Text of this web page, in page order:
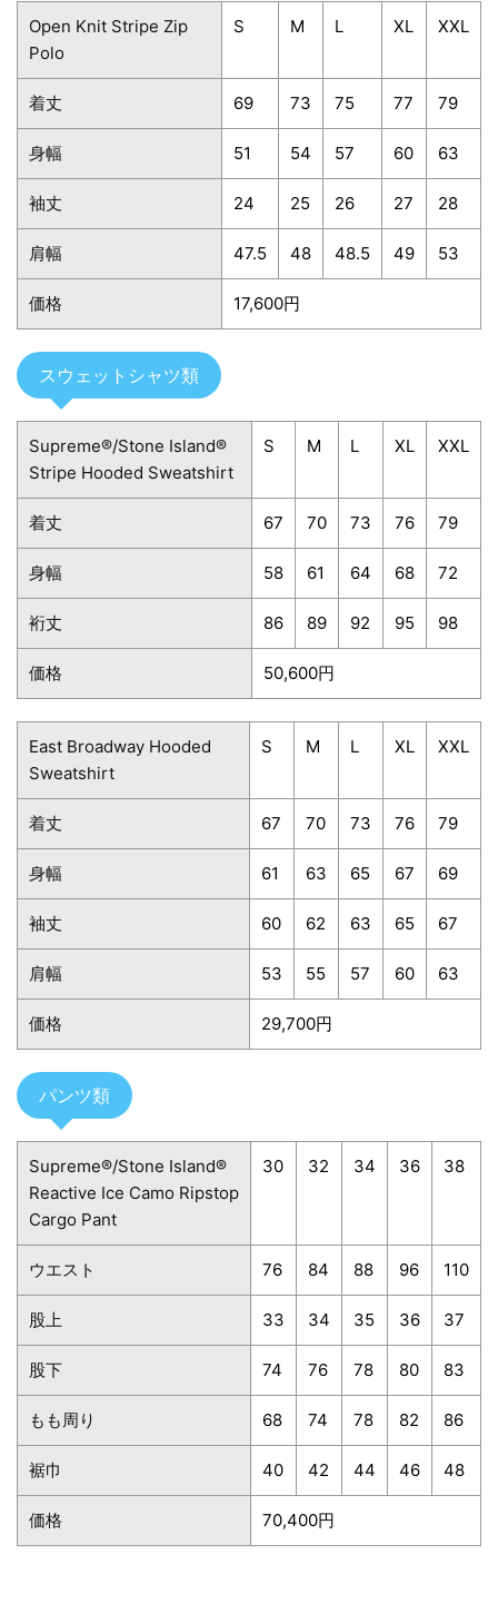
Open Knit Stripe Zip
Polo
S M L XL XXL
着丈 69 73 75 77 79
身幅 51 54 57 60 63
袖丈 24 25 26 27 28
肩幅 47.5 48 48.5 49 53
価格 17,600円
スウェットシャツ類
Supreme®/Stone Island®
Stripe Hooded Sweatshirt
S M L XL XXL
着丈 67 70 73 76 79
身幅 58 61 64 68 72
裄丈 86 89 92 95 98
価格 50,600円
East Broadway Hooded
Sweatshirt
S M L XL XXL
着丈 67 70 73 76 79
身幅 61 63 65 67 69
袖丈 60 62 63 65 67
肩幅 53 55 57 60 63
価格 29,700円
パンツ類
Supreme®/Stone Island®
Reactive Ice Camo Ripstop
Cargo Pant
30 32 34 36 38
ウエスト 76 84 88 96 110
股上 33 34 35 36 37
股下 74 76 78 80 83
もも周り 68 74 78 82 86
裾巾 40 42 44 46 48
価格 70,400円